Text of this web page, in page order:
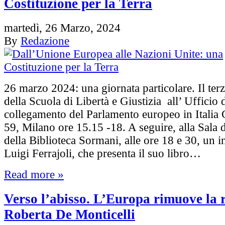
Costituzione per la Terra
martedì, 26 Marzo, 2024
By Redazione
26 marzo 2024: una giornata particolare. Il
della Scuola di Libertà e Giustizia all’ Ufficio
collegamento del Parlamento europeo in Italia
59, Milano ore 15.15 -18. A seguire, alla Sala
della Biblioteca Sormani, alle ore 18 e 30, un
Luigi Ferrajoli, che presenta il suo libro…
Read more »
Verso l’abisso. L’Europa rimuove la
Roberta De Monticelli